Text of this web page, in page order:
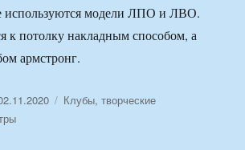
используются модели ЛПО и ЛВО.
к потолку накладным способом, а
армстронг.
Рубрики
Клубы, творческие